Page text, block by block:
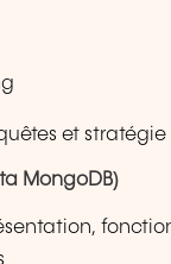
et
MongoDB)